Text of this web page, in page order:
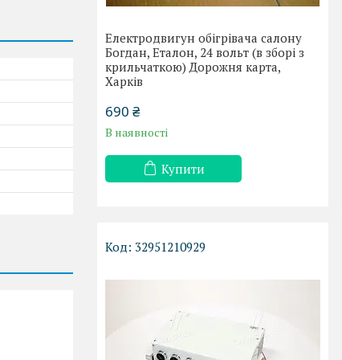
Електродвигун обігрівача салону
Богдан, Еталон, 24 вольт (в зборі з
крильчаткою) Дорожня карта,
Харків
690 ₴
В наявності
Купити
32951210929